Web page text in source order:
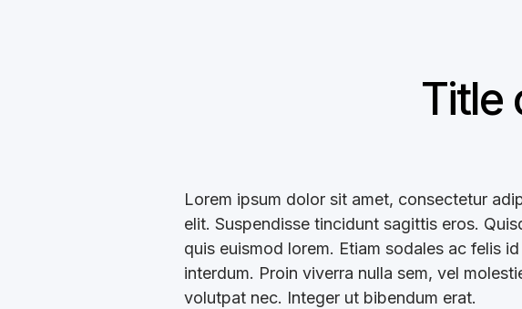
Title
Lorem ipsum dolor sit amet, consectetur
elit. Suspendisse tincidunt sagittis eros.
quis euismod lorem. Etiam sodales ac felis id
interdum. Proin viverra nulla sem, vel
volutpat nec. Integer ut bibendum erat.